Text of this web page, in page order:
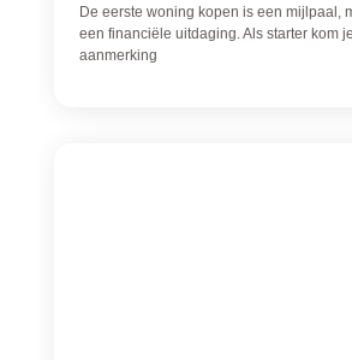
De eerste woning kopen is een mijlpaal,
een financiële uitdaging. Als starter kom
aanmerking